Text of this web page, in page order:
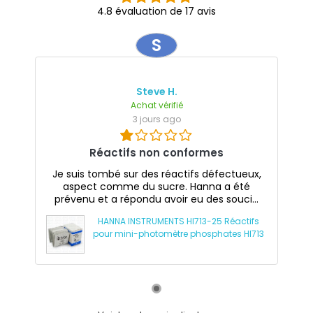
4.8 évaluation de 17 avis
S
Steve H.
Achat vérifié
3 jours ago
Réactifs non conformes
Je suis tombé sur des réactifs défectueux,
aspect comme du sucre. Hanna a été
prévenu et a répondu avoir eu des souci...
HANNA INSTRUMENTS HI713-25 Réactifs
pour mini-photomètre phosphates HI713